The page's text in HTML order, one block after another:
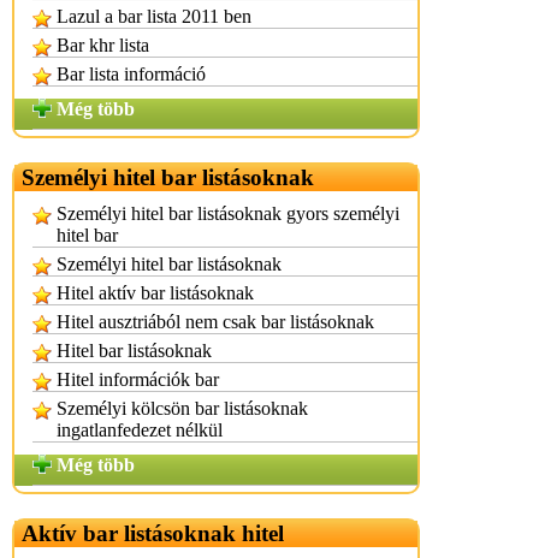
Lazul a bar lista 2011 ben
Bar khr lista
Bar lista információ
Még több
Személyi hitel bar listásoknak
Személyi hitel bar listásoknak gyors személyi
hitel bar
Személyi hitel bar listásoknak
Hitel aktív bar listásoknak
Hitel ausztriából nem csak bar listásoknak
Hitel bar listásoknak
Hitel információk bar
Személyi kölcsön bar listásoknak
ingatlanfedezet nélkül
Még több
Aktív bar listásoknak hitel